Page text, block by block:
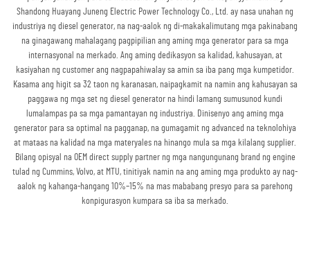
Shandong Huayang Juneng Electric Power Technology Co., Ltd. ay nasa unahan ng
industriya ng diesel generator, na nag-aalok ng di-makakalimutang mga pakinabang
na ginagawang mahalagang pagpipilian ang aming mga generator para sa mga
internasyonal na merkado. Ang aming dedikasyon sa kalidad, kahusayan, at
kasiyahan ng customer ang nagpapahiwalay sa amin sa iba pang mga kumpetidor.
Kasama ang higit sa 32 taon ng karanasan, naipagkamit na namin ang kahusayan sa
paggawa ng mga set ng diesel generator na hindi lamang sumusunod kundi
lumalampas pa sa mga pamantayan ng industriya. Dinisenyo ang aming mga
generator para sa optimal na pagganap, na gumagamit ng advanced na teknolohiya
at mataas na kalidad na mga materyales na hinango mula sa mga kilalang supplier.
Bilang opisyal na OEM direct supply partner ng mga nangungunang brand ng engine
tulad ng Cummins, Volvo, at MTU, tinitiyak namin na ang aming mga produkto ay nag-
aalok ng kahanga-hangang 10%–15% na mas mababang presyo para sa parehong
konpigurasyon kumpara sa iba sa merkado.